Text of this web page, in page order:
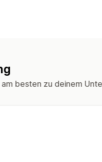
besten zu deinem